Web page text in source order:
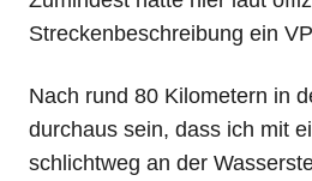
Streckenbeschreibung ein
Nach rund 80 Kilometern in
durchaus sein, dass ich mit
schlichtweg an der